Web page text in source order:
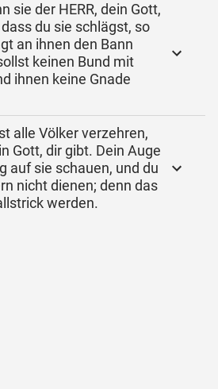
sie der HERR, dein Gott,
du sie schlägst, so
an ihnen den Bann
keinen Bund mit
ihnen keine Gnade
alle Völker verzehren,
Gott, dir gibt. Dein Auge
auf sie schauen, und du
nicht dienen; denn das
werden.